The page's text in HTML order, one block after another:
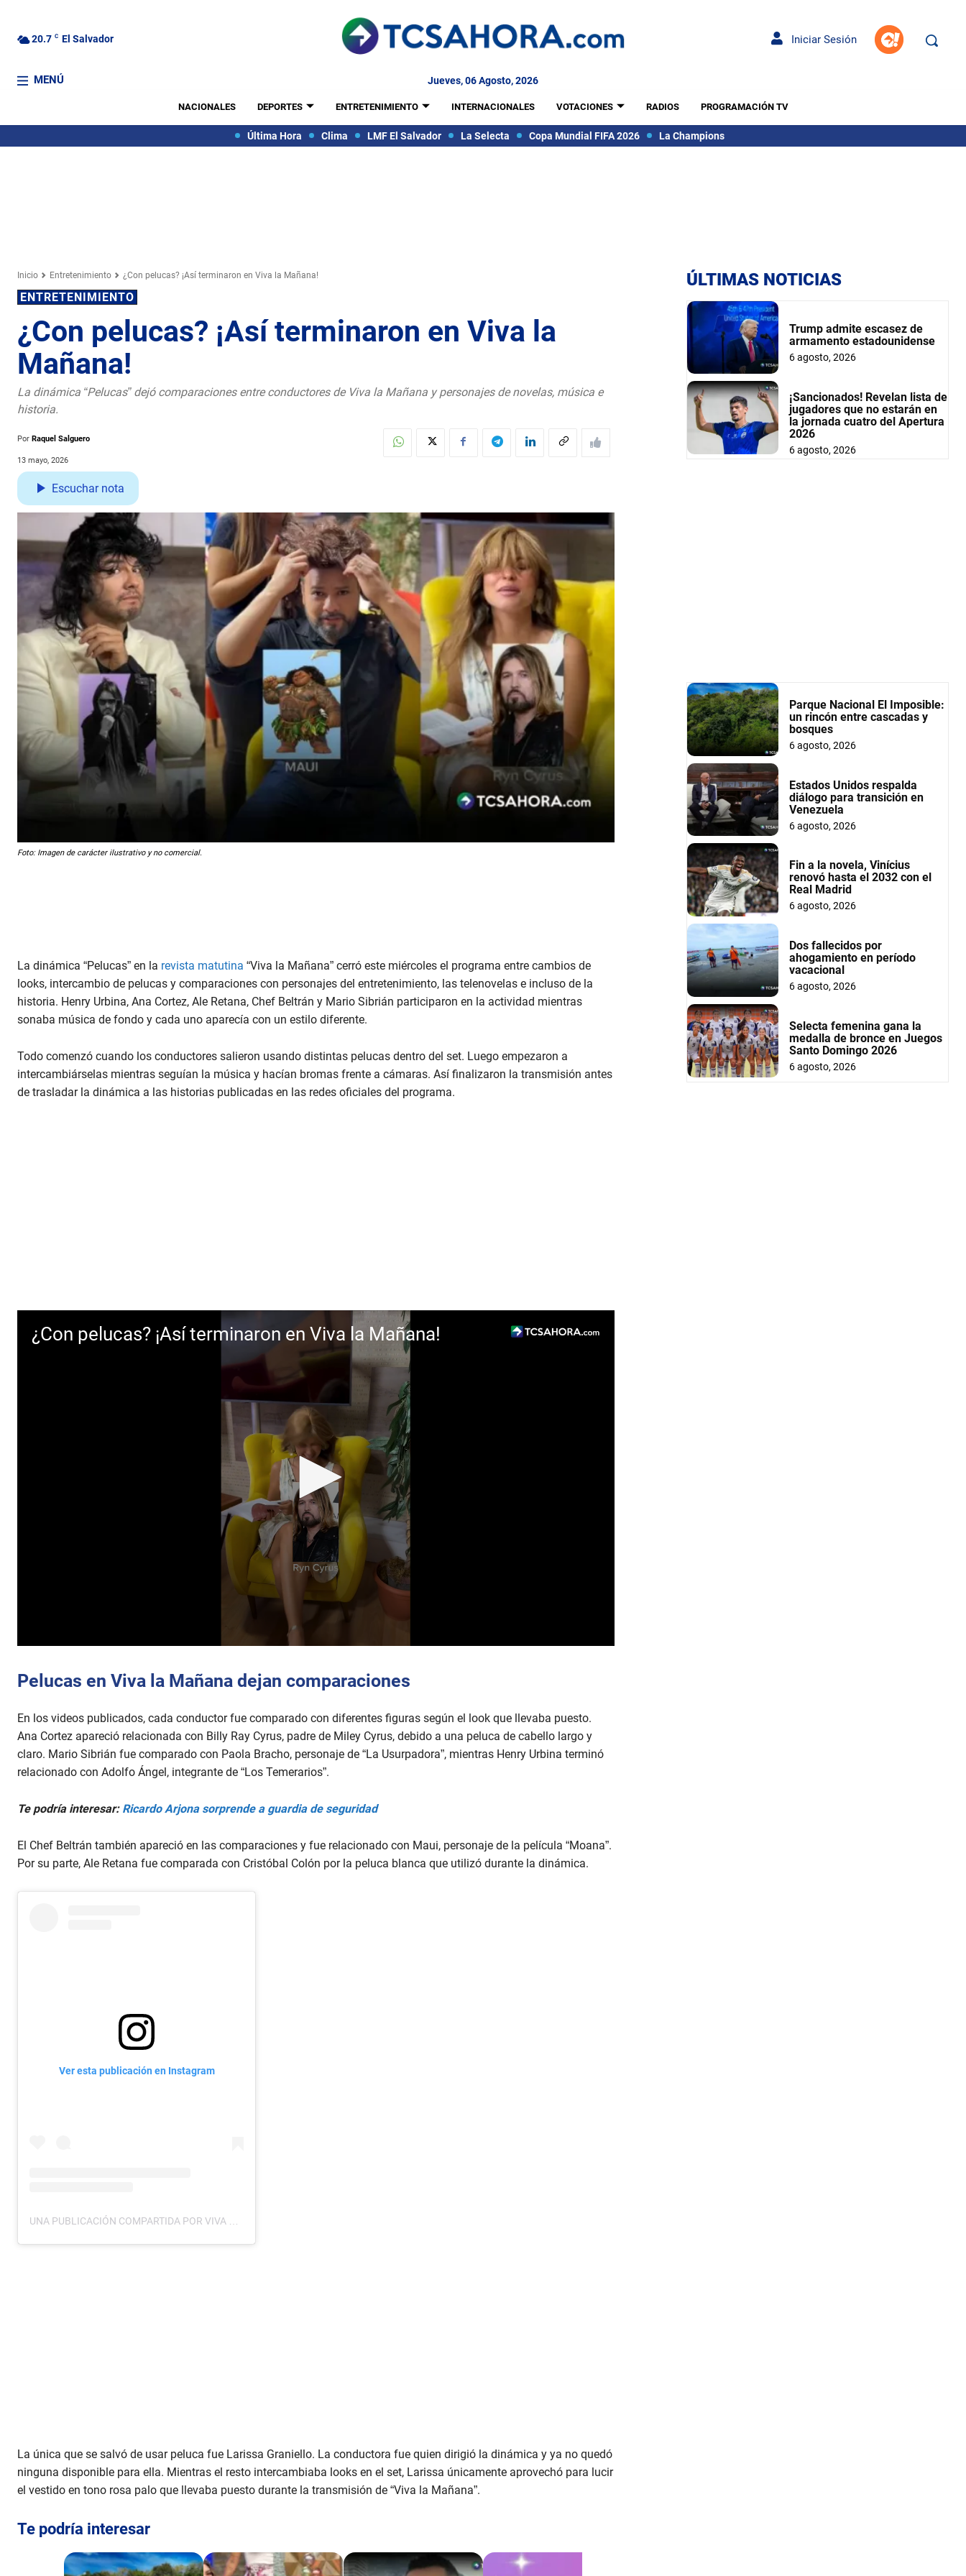
20.7 C El Salvador Iniciar Sesión
MENÚ Jueves, 06 Agosto, 2026
NACIONALES DEPORTES ENTRETENIMIENTO INTERNACIONALES VOTACIONES RADIOS PROGRAMACIÓN TV
Última Hora Clima LMF El Salvador La Selecta Copa Mundial FIFA 2026 La Champions
Inicio Entretenimiento ¿Con pelucas? ¡Así terminaron en Viva la Mañana!
ENTRETENIMIENTO
¿Con pelucas? ¡Así terminaron en Viva la
Mañana!
La dinámica “Pelucas” dejó comparaciones entre conductores de Viva la Mañana y personajes de novelas, música e
historia.
Por Raquel Salguero
13 mayo, 2026
Escuchar nota
Foto: Imagen de carácter ilustrativo y no comercial.
La dinámica “Pelucas” en la revista matutina “Viva la Mañana” cerró este miércoles el programa entre cambios de
looks, intercambio de pelucas y comparaciones con personajes del entretenimiento, las telenovelas e incluso de la
historia. Henry Urbina, Ana Cortez, Ale Retana, Chef Beltrán y Mario Sibrián participaron en la actividad mientras
sonaba música de fondo y cada uno aparecía con un estilo diferente.
Todo comenzó cuando los conductores salieron usando distintas pelucas dentro del set. Luego empezaron a
intercambiárselas mientras seguían la música y hacían bromas frente a cámaras. Así finalizaron la transmisión antes
de trasladar la dinámica a las historias publicadas en las redes oficiales del programa.
¿Con pelucas? ¡Así terminaron en Viva la Mañana!
e
c
d
s
o
f
1
c
d
s
V
l
Pelucas en Viva la Mañana dejan comparaciones
En los videos publicados, cada conductor fue comparado con diferentes figuras según el look que llevaba puesto.
Ana Cortez apareció relacionada con Billy Ray Cyrus, padre de Miley Cyrus, debido a una peluca de cabello largo y
claro. Mario Sibrián fue comparado con Paola Bracho, personaje de “La Usurpadora”, mientras Henry Urbina terminó
relacionado con Adolfo Ángel, integrante de “Los Temerarios”.
Te podría interesar: Ricardo Arjona sorprende a guardia de seguridad
El Chef Beltrán también apareció en las comparaciones y fue relacionado con Maui, personaje de la película “Moana”.
Por su parte, Ale Retana fue comparada con Cristóbal Colón por la peluca blanca que utilizó durante la dinámica.
Ver esta publicación en Instagram
La única que se salvó de usar peluca fue Larissa Graniello. La conductora fue quien dirigió la dinámica y ya no quedó
ninguna disponible para ella. Mientras el resto intercambiaba looks en el set, Larissa únicamente aprovechó para lucir
el vestido en tono rosa palo que llevaba puesto durante la transmisión de “Viva la Mañana”.
Te podría interesar
ÚLTIMAS NOTICIAS
Trump admite escasez de
armamento estadounidense
6 agosto, 2026
¡Sancionados! Revelan lista de
jugadores que no estarán en
la jornada cuatro del Apertura
2026
6 agosto, 2026
Parque Nacional El Imposible:
un rincón entre cascadas y
bosques
6 agosto, 2026
Estados Unidos respalda
diálogo para transición en
Venezuela
6 agosto, 2026
Fin a la novela, Vinícius
renovó hasta el 2032 con el
Real Madrid
6 agosto, 2026
Dos fallecidos por
ahogamiento en período
vacacional
6 agosto, 2026
Selecta femenina gana la
medalla de bronce en Juegos
Santo Domingo 2026
6 agosto, 2026